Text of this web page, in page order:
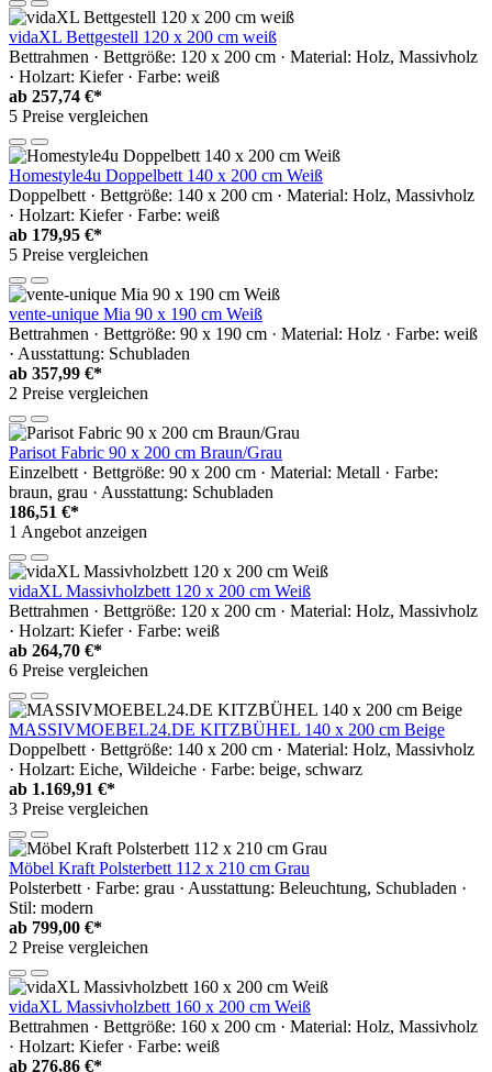
vidaXL Bettgestell 120 x 200 cm weiß
Bettrahmen · Bettgröße: 120 x 200 cm · Material: Holz, Massivholz
· Holzart: Kiefer · Farbe: weiß
ab 257,74 €*
5 Preise vergleichen
Homestyle4u Doppelbett 140 x 200 cm Weiß
Doppelbett · Bettgröße: 140 x 200 cm · Material: Holz, Massivholz
· Holzart: Kiefer · Farbe: weiß
ab 179,95 €*
5 Preise vergleichen
vente-unique Mia 90 x 190 cm Weiß
Bettrahmen · Bettgröße: 90 x 190 cm · Material: Holz · Farbe: weiß
· Ausstattung: Schubladen
ab 357,99 €*
2 Preise vergleichen
Parisot Fabric 90 x 200 cm Braun/Grau
Einzelbett · Bettgröße: 90 x 200 cm · Material: Metall · Farbe:
braun, grau · Ausstattung: Schubladen
186,51 €*
1 Angebot anzeigen
vidaXL Massivholzbett 120 x 200 cm Weiß
Bettrahmen · Bettgröße: 120 x 200 cm · Material: Holz, Massivholz
· Holzart: Kiefer · Farbe: weiß
ab 264,70 €*
6 Preise vergleichen
MASSIVMOEBEL24.DE KITZBÜHEL 140 x 200 cm Beige
Doppelbett · Bettgröße: 140 x 200 cm · Material: Holz, Massivholz
· Holzart: Eiche, Wildeiche · Farbe: beige, schwarz
ab 1.169,91 €*
3 Preise vergleichen
Möbel Kraft Polsterbett 112 x 210 cm Grau
Polsterbett · Farbe: grau · Ausstattung: Beleuchtung, Schubladen ·
Stil: modern
ab 799,00 €*
2 Preise vergleichen
vidaXL Massivholzbett 160 x 200 cm Weiß
Bettrahmen · Bettgröße: 160 x 200 cm · Material: Holz, Massivholz
· Holzart: Kiefer · Farbe: weiß
ab 276,86 €*